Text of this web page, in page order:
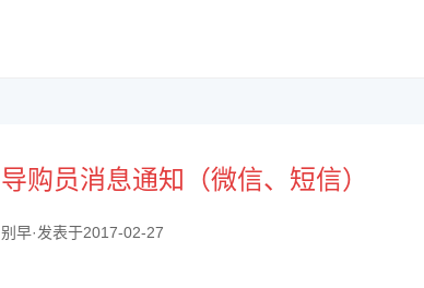
导购员消息通知（微信、短信）
别早·发表于2017-02-27